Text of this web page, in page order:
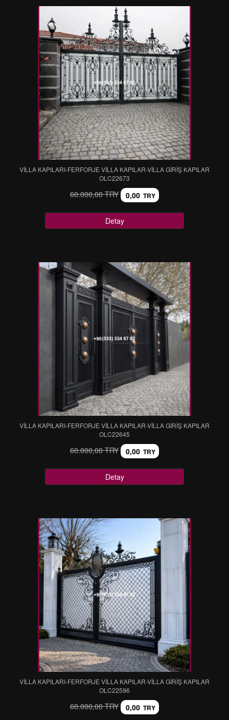
VİLLA KAPILARI-FERFORJE VİLLA KAPILAR-VİLLA GİRİŞ KAPILAR
OLC22673
60.000,00 TRY 0,00 TRY
Detay
VİLLA KAPILARI-FERFORJE VİLLA KAPILAR-VİLLA GİRİŞ KAPILAR
OLC22645
60.000,00 TRY 0,00 TRY
Detay
VİLLA KAPILARI-FERFORJE VİLLA KAPILAR-VİLLA GİRİŞ KAPILAR
OLC22596
60.000,00 TRY 0,00 TRY